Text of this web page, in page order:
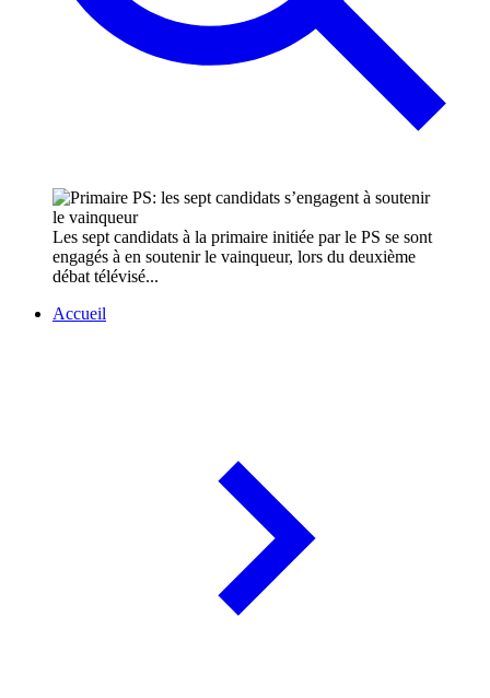
Les sept candidats à la primaire initiée par le PS se sont
engagés à en soutenir le vainqueur, lors du deuxième
débat télévisé...
Accueil